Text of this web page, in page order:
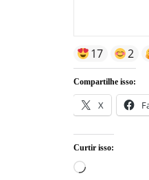
17 2
Compartilhe isso:
X
Curtir isso:
Carregando...